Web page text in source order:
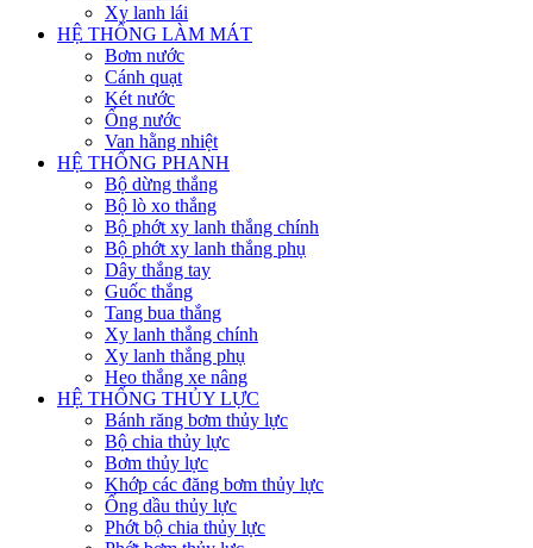
Xy lanh lái
HỆ THỐNG LÀM MÁT
Bơm nước
Cánh quạt
Két nước
Ống nước
Van hằng nhiệt
HỆ THỐNG PHANH
Bộ dừng thắng
Bộ lò xo thắng
Bộ phớt xy lanh thắng chính
Bộ phớt xy lanh thắng phụ
Dây thắng tay
Guốc thắng
Tang bua thắng
Xy lanh thắng chính
Xy lanh thắng phụ
Heo thắng xe nâng
HỆ THỐNG THỦY LỰC
Bánh răng bơm thủy lực
Bộ chia thủy lực
Bơm thủy lực
Khớp các đăng bơm thủy lực
Ống dầu thủy lực
Phớt bộ chia thủy lực